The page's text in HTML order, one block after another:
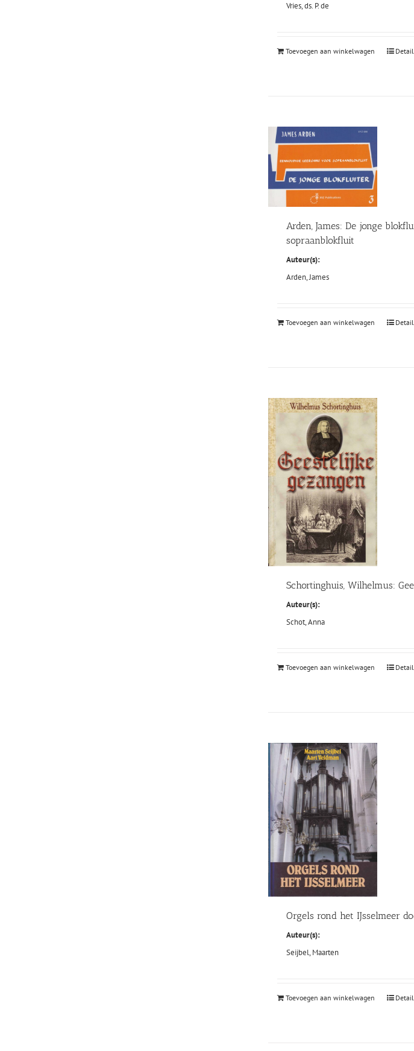
Vries, ds. P. de
Toevoegen aan winkelwagen
Arden, James: De jonge
sopraanblokfluit
Auteur(s):
Arden, James
Toevoegen aan winkelwagen
Schortinghuis, Wilhelmus:
Auteur(s):
Schot, Anna
Toevoegen aan winkelwagen
Orgels rond het IJsselmeer
Auteur(s):
Seijbel, Maarten
Toevoegen aan winkelwagen